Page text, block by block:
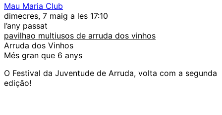
Mau Maria Club
dimecres, 7 maig a les 17:10
l’any passat
pavilhao multiusos de arruda dos vinhos
Arruda dos Vinhos
Més gran que 6 anys
O Festival da Juventude de Arruda, volta com a segunda
edição!